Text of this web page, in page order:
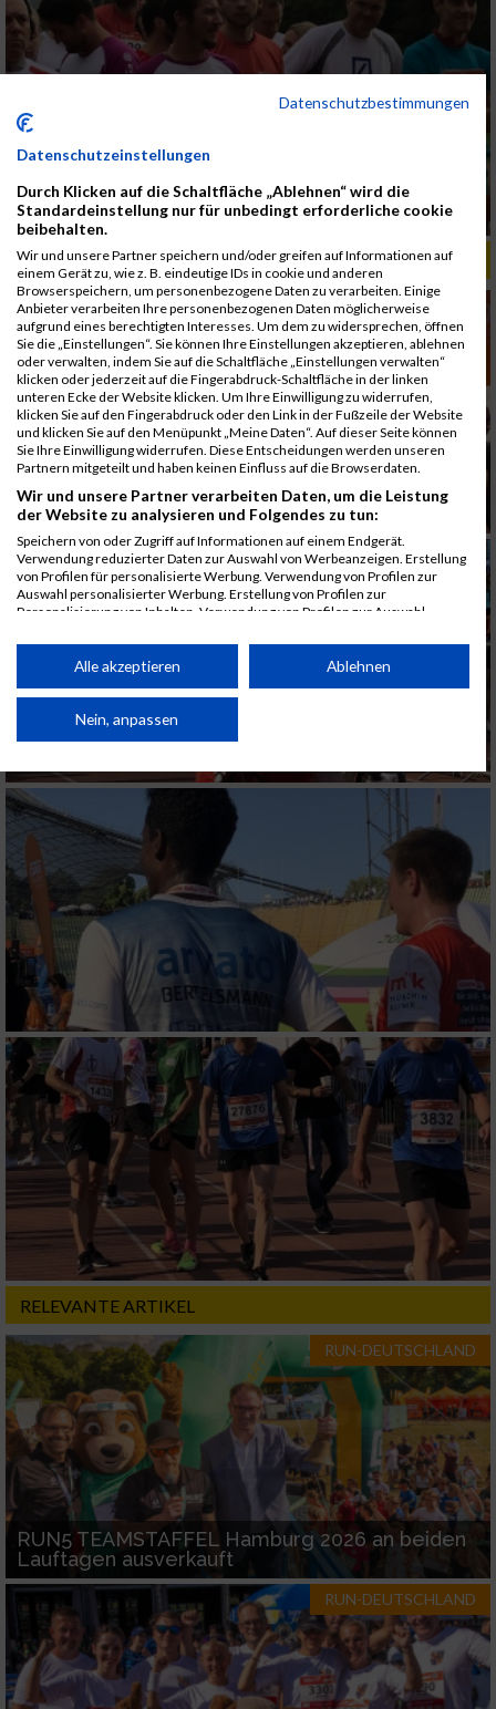
ALBUM B2RUN MÜNCHEN, B2RUN / 16.07.2019
RELEVANTE ARTIKEL
RUN-DEUTSCHLAND
RUN5 TEAMSTAFFEL Hamburg 2026 an beiden
Lauftagen ausverkauft
RUN-DEUTSCHLAND
Datenschutzbestimmungen
Datenschutzeinstellungen
Durch Klicken auf die Schaltfläche „Ablehnen“ wird die
Standardeinstellung nur für unbedingt erforderliche cookie
beibehalten.
Wir und unsere Partner speichern und/oder greifen auf Informationen auf
einem Gerät zu, wie z. B. eindeutige IDs in cookie und anderen
Browserspeichern, um personenbezogene Daten zu verarbeiten. Einige
Anbieter verarbeiten Ihre personenbezogenen Daten möglicherweise
aufgrund eines berechtigten Interesses. Um dem zu widersprechen, öffnen
Sie die „Einstellungen“. Sie können Ihre Einstellungen akzeptieren, ablehnen
oder verwalten, indem Sie auf die Schaltfläche „Einstellungen verwalten“
klicken oder jederzeit auf die Fingerabdruck-Schaltfläche in der linken
unteren Ecke der Website klicken. Um Ihre Einwilligung zu widerrufen,
klicken Sie auf den Fingerabdruck oder den Link in der Fußzeile der Website
und klicken Sie auf den Menüpunkt „Meine Daten“. Auf dieser Seite können
Sie Ihre Einwilligung widerrufen. Diese Entscheidungen werden unseren
Partnern mitgeteilt und haben keinen Einfluss auf die Browserdaten.
Wir und unsere Partner verarbeiten Daten, um die Leistung
der Website zu analysieren und Folgendes zu tun:
Speichern von oder Zugriff auf Informationen auf einem Endgerät.
Verwendung reduzierter Daten zur Auswahl von Werbeanzeigen. Erstellung
von Profilen für personalisierte Werbung. Verwendung von Profilen zur
Auswahl personalisierter Werbung. Erstellung von Profilen zur
Personalisierung von Inhalten. Verwendung von Profilen zur Auswahl
Performance von Inhalten. Analyse von Zielgruppen durch Statistiken oder
Kombinationen von Daten aus verschiedenen Quellen. Entwicklung und
von Inhalten.
Daten können außerhalb der Europäischen Union weitergegeben und in die
Website/App.
Partnerliste anzeigen (1 IAB-Anbieter)
Wir nutzen Ihre Daten für folgende Zwecke:
IAB-Verarbeitungszwecke:
Speichern von oder Zugriff auf Informationen
auf einem Endgerät
Verwendung reduzierter Daten zur Auswahl
von Werbeanzeigen
Erstellung von Profilen für personalisierte
Werbung
Verwendung von Profilen zur Auswahl
personalisierter Werbung
Erstellung von Profilen zur Personalisierung
von Inhalten
Verwendung von Profilen zur Auswahl
personalisierter Inhalte
Messung der Werbeleistung
Messung der Performance von Inhalten
Analyse von Zielgruppen durch Statistiken
oder Kombinationen von Daten aus
verschiedenen Quellen
Entwicklung und Verbesserung der Angebote
Verwendung reduzierter Daten zur Auswahl
von Inhalten
IAB-Besonderheiten:
Alle akzeptieren Ablehnen
Nein, anpassen